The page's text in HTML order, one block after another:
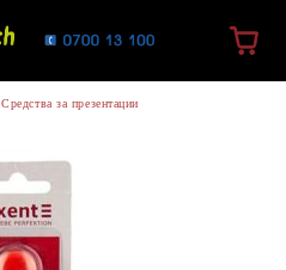
Средства за презентации